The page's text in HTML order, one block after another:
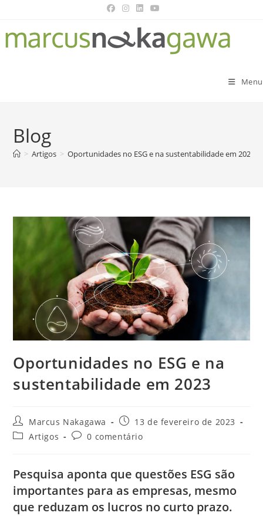
Menu
Blog
> Artigos > Oportunidades no ESG e na sustentabilidade em 2023
Oportunidades no ESG e na
sustentabilidade em 2023
Marcus Nakagawa
13 de fevereiro de 2023
Artigos
0 comentário
Pesquisa aponta que questões ESG são
importantes para as empresas, mesmo
que reduzam os lucros no curto prazo.